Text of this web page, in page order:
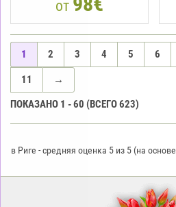
от
1 2 3 4 5 6
11
→
ПОКАЗАНО 1 -60 (ВСЕГО623)
в Риге -средняя оценка 5 из 5 (на основе